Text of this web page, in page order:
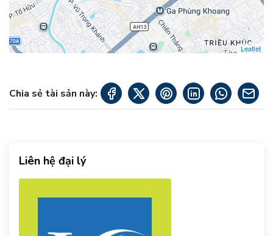
Leaflet
Chia sẻ tài sản này:
Liên hệ đại lý